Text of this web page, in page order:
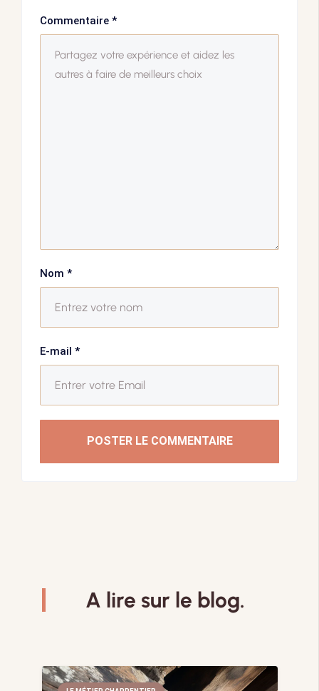
Commentaire *
Nom *
E-mail *
POSTER LE COMMENTAIRE
A lire sur le blog.